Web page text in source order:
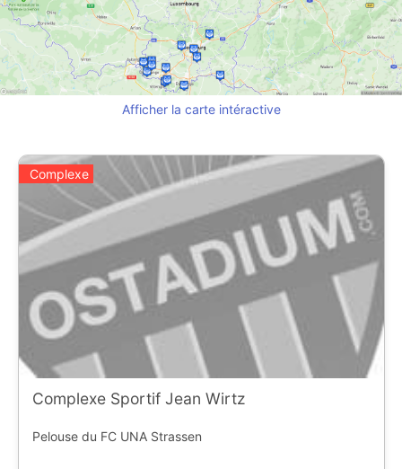
Afficher la carte intéractive
Complexe
Complexe Sportif Jean Wirtz
Pelouse du FC UNA Strassen